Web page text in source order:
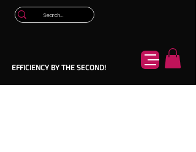
EFFICIENCY BY THE SECOND!